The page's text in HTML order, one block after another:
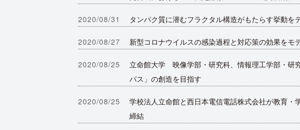
2020/08/31 タンパク質に潜むフラクタル構造がもたらす挙動を
2020/08/27 新型コロナウイルスの感染過程と対応策の効果を
2020/08/25
立命館大学 映像学部・研究科、情報理工学部・研
パス」の創造を目指す
2020/08/25
学校法人立命館と西日本電信電話株式会社が教育
締結